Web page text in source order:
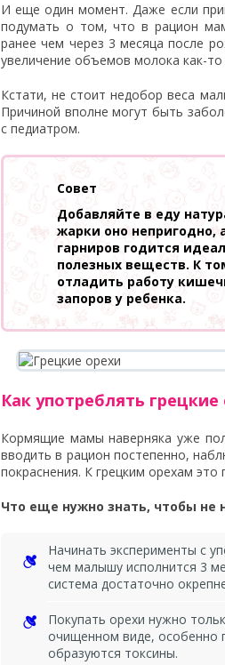
И еще один момент. Даже если
подумать о том, что в рацион
ранее чем через 3 месяца после
увеличение объемов молока как-
Кстати, не стоит недобор веса
Причиной вполне могут быть
с педиатром.
Совет
Добавляйте в еду
жарки оно непригодно,
гарниров годится
полезных веществ. К
отладить работу
запоров у ребенка.
Как употреблять грецкие
Кормящие мамы наверняка уже
вводить в рацион постепенно,
покраснения. К грецким орехам
Что еще нужно знать, чтобы не
Начинать эксперименты с
чем малышу исполнится 3
система достаточно
Покупать орехи нужно
очищенном виде, особенно
образуются токсины.